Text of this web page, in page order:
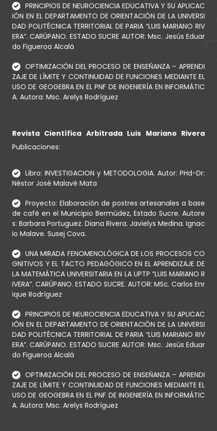
PRINCIPIOS DE NEUROCIENCIA EDUCATIVA Y SU APLICAC
IÓN EN EL DEPARTAMENTO DE ORIENTACIÓN DE LA UNIVERSI
DAD POLITÉCNICA TERRITORIAL DE PARIA “LUIS MARIANO RIV
ERA”. CARÚPANO. ESTADO SUCRE AUTOR: Msc. Jesús Eduar
do Figueroa Alcalá
OPTIMIZACIÓN DEL PROCESO DE ENSEÑANZA – APRENDI
ZAJE DE LÍMITE Y CONTINUIDAD DE FUNCIONES MEDIANTE EL
USO DE GEOGEBRA EN EL PNF DE INGENIERÍA EN INFORMÁTIC
A. Autora: Msc. Arelys Rodríguez
Revista Científica Arbitrada Luis Mariano Rivera
Publicaciones:
Libro: INVESTIGACION y METODOLOGIA. Autor: PHd-Dr:
Néstor José Malavé Mata
Proyecto: Elaboración de postres artesanales a base
de café en el Municipio Bermúdez, Estado Sucre. Autore
s: Barbara Portuguez. Diana Rivera. Javielys Medina. Ignac
io Malave. Susej Cova.
UNA MIRADA FENOMENOLÓGICA DE LOS PROCESOS CO
GNITIVOS Y EL TACTO PEDAGÓGICO EN EL APRENDIZAJE DE
LA MATEMÁTICA UNIVERSITARIA EN LA UPTP “LUIS MARIANO R
IVERA”. CARÚPANO. ESTADO SUCRE. AUTOR: MSc. Carlos Enr
ique Rodríguez
PRINCIPIOS DE NEUROCIENCIA EDUCATIVA Y SU APLICAC
IÓN EN EL DEPARTAMENTO DE ORIENTACIÓN DE LA UNIVERSI
DAD POLITÉCNICA TERRITORIAL DE PARIA “LUIS MARIANO RIV
ERA”. CARÚPANO. ESTADO SUCRE AUTOR: Msc. Jesús Eduar
do Figueroa Alcalá
OPTIMIZACIÓN DEL PROCESO DE ENSEÑANZA – APRENDI
ZAJE DE LÍMITE Y CONTINUIDAD DE FUNCIONES MEDIANTE EL
USO DE GEOGEBRA EN EL PNF DE INGENIERÍA EN INFORMÁTIC
A. Autora: Msc. Arelys Rodríguez